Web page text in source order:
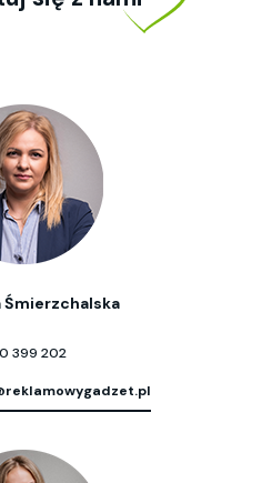
Śmierzchalska
399 202